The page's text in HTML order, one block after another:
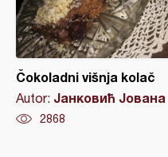
Čokoladni višnja kolač
Autor: Јанковић Јована
2868